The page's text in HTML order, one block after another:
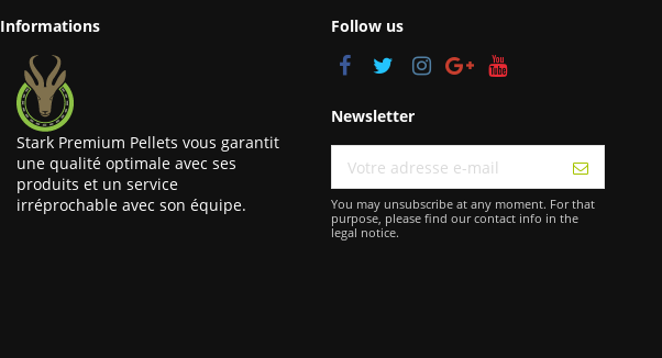
Informations
Stark Premium Pellets vous garantit
une qualité optimale avec ses
produits et un service
irréprochable avec son équipe.
Follow us
Newsletter
You may unsubscribe at any moment. For that
purpose, please find our contact info in the
legal notice.